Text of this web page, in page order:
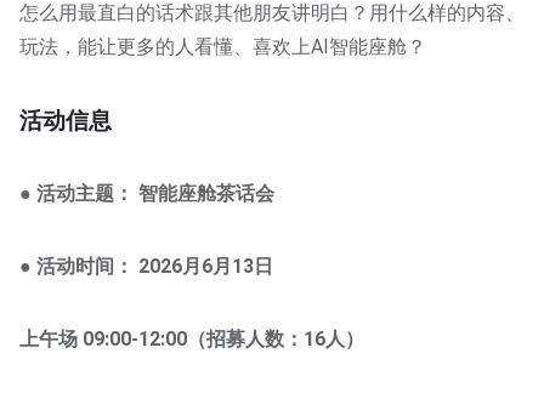
怎么用最直白的话术跟其他朋友讲明白？用什么样的内容、
玩法，能让更多的人看懂、喜欢上AI智能座舱？
活动信息
● 活动主题： 智能座舱茶话会
● 活动时间： 2026月6月13日
上午场 09:00-12:00（招募人数：16人）